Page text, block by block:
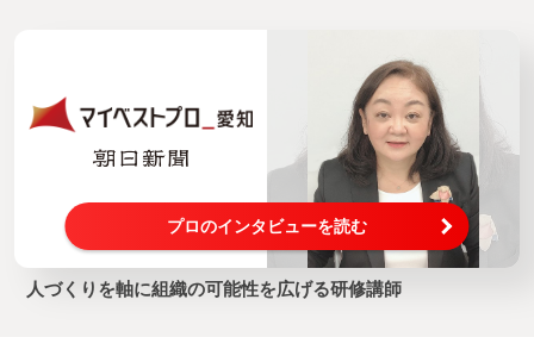
プロのインタビューを読む
人づくりを軸に組織の可能性を広げる研修講師